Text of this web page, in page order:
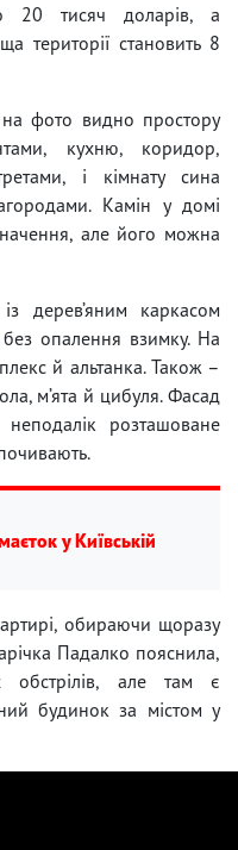
20 тисяч доларів, а
території становить 8
на фото видно простору
кухню, коридор,
і кімнату сина
Камін у домі
але його можна
дерев’яним каркасом
без опалення взимку. На
й альтанка. Також –
м’ята й цибуля. Фасад
розташоване
у Київській
обираючи щоразу
Падалко пояснила,
обстрілів, але там є
будинок за містом у